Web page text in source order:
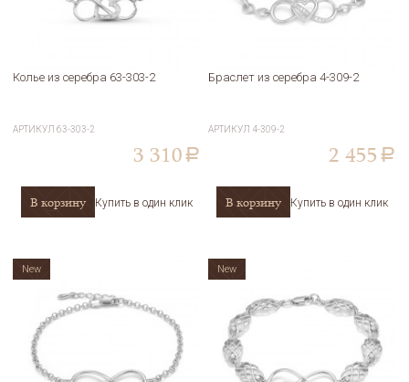
Колье из серебра 63-303-2
АРТИКУЛ63-303-2
3 310 a
В корзину Купить в один клик
Браслет из серебра 4-309-2
АРТИКУЛ 4-309-2
2 455 a
В корзину Купить в один клик
New New